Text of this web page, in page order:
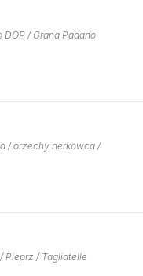
DOP / Grana Padano
/ orzechy nerkowca /
Pieprz / Tagliatelle